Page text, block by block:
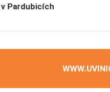
Pardubicích